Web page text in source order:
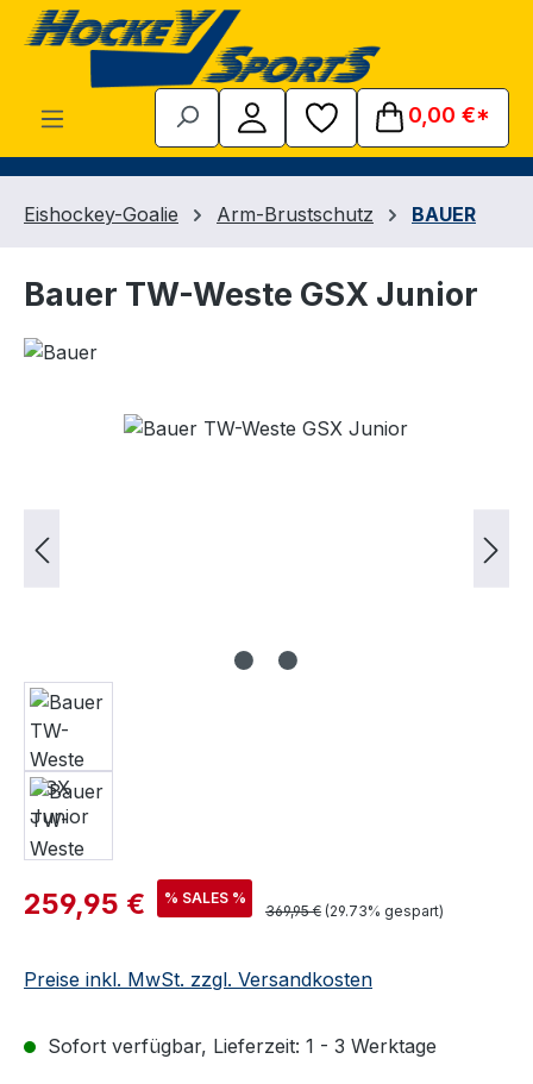
Zum Hauptinhalt springen
0,00 €*
Eishockey-Goalie Arm-Brustschutz BAUER
Bauer TW-Weste GSX Junior
Bildergalerie überspringen
Verkaufspreis:
259,95 € % SALES %
Regulärer Preis:
369,95 € (29.73% gespart)
Preise inkl. MwSt. zzgl. Versandkosten
Sofort verfügbar, Lieferzeit: 1 - 3 Werktage